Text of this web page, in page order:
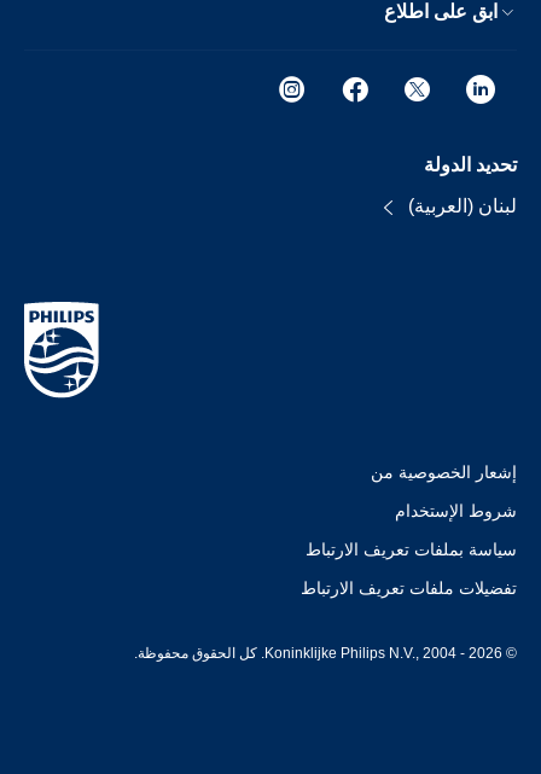
ابق على اطلاع
تحديد الدولة
لبنان (العربية)
إشعار الخصوصية من
شروط الإستخدام
سياسة بملفات تعريف الارتباط
تفضيلات ملفات تعريف الارتباط
© Koninklijke Philips N.V., 2004 - 2026. كل الحقوق محفوظة.